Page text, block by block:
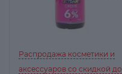
Распродажа косметики и
аксессуаров со скидкой до